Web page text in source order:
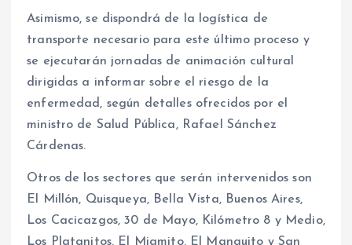
Asimismo, se dispondrá de la logística de
transporte necesario para este último proceso y
se ejecutarán jornadas de animación cultural
dirigidas a informar sobre el riesgo de la
enfermedad, según detalles ofrecidos por el
ministro de Salud Pública, Rafael Sánchez
Cárdenas.
Otros de los sectores que serán intervenidos son
El Millón, Quisqueya, Bella Vista, Buenos Aires,
Los Cacicazgos, 30 de Mayo, Kilómetro 8 y Medio,
Los Platanitos, El Miamito, El Manguito y San